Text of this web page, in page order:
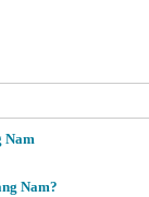
Nam
Nam?